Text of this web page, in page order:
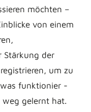
möchten –
von einem
Stärkung der
um zu
funktionier -
weg gelernt hat.